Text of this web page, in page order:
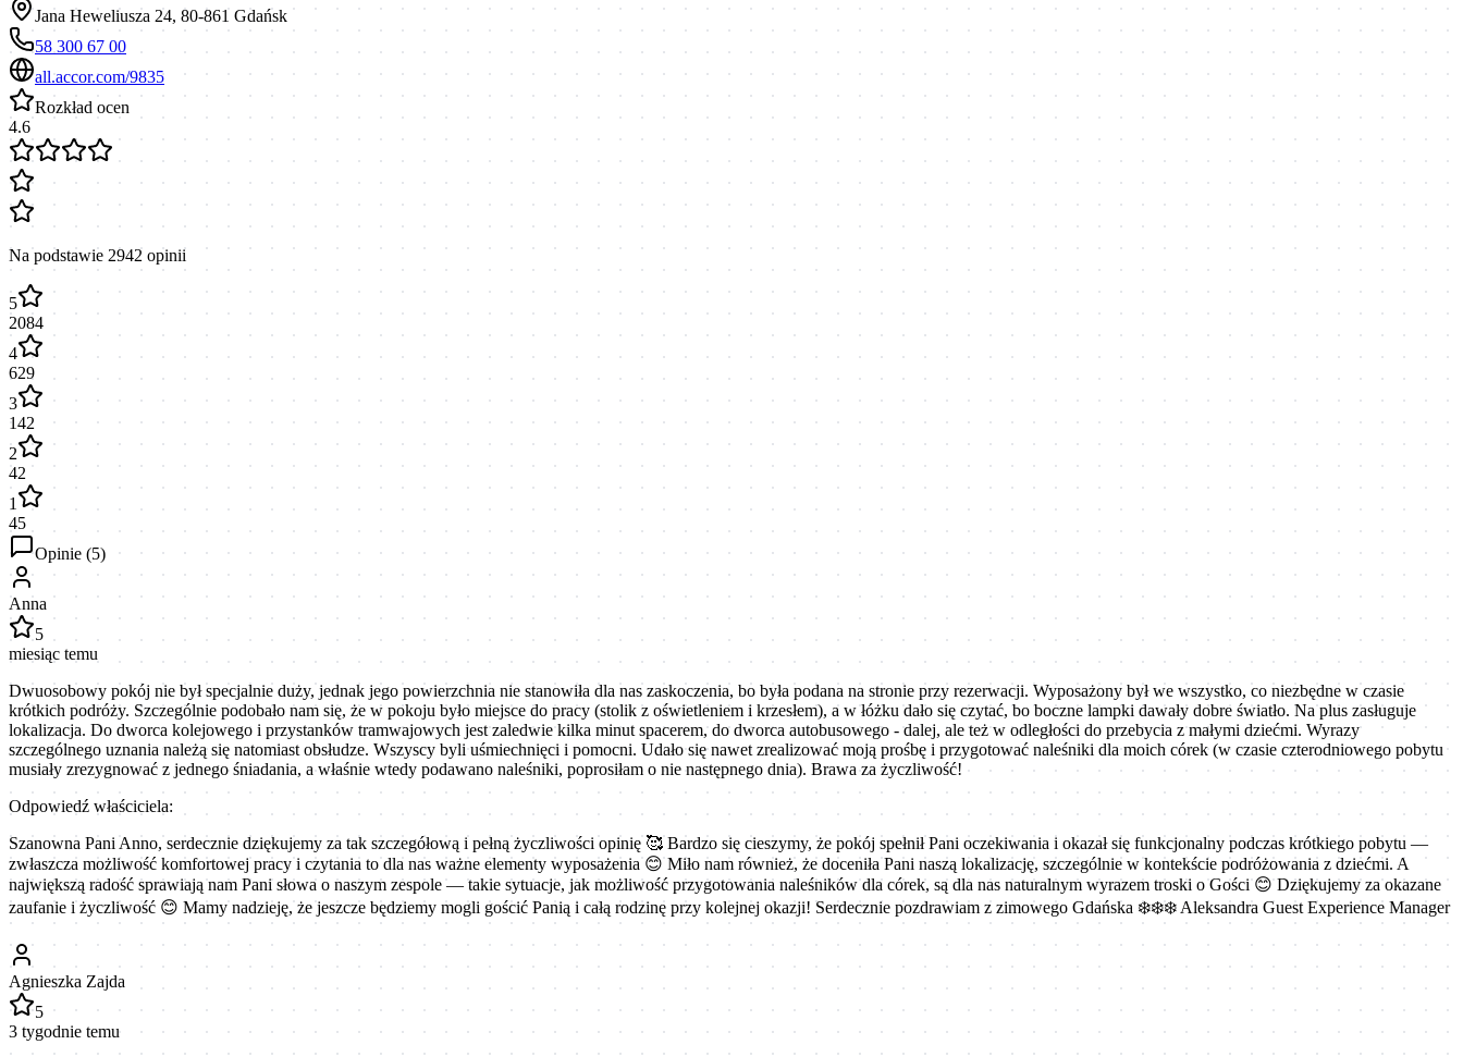
Jana Heweliusza 24, 80-861 Gdańsk
58 300 67 00
all.accor.com/9835
Rozkład ocen
4.6
Na podstawie 2942 opinii
5
2084
4
629
3
142
2
42
1
45
Opinie (5)
Anna
5
miesiąc temu
Dwuosobowy pokój nie był specjalnie duży, jednak jego powierzchnia nie stanowiła dla nas zaskoczenia, bo była podana na stronie przy rezerwacji. Wyposażony był we wszystko, co niezbędne w czasie
krótkich podróży. Szczególnie podobało nam się, że w pokoju było miejsce do pracy (stolik z oświetleniem i krzesłem), a w łóżku dało się czytać, bo boczne lampki dawały dobre światło. Na plus zasługuje
lokalizacja. Do dworca kolejowego i przystanków tramwajowych jest zaledwie kilka minut spacerem, do dworca autobusowego - dalej, ale też w odległości do przebycia z małymi dziećmi. Wyrazy
szczególnego uznania należą się natomiast obsłudze. Wszyscy byli uśmiechnięci i pomocni. Udało się nawet zrealizować moją prośbę i przygotować naleśniki dla moich córek (w czasie czterodniowego pobytu
musiały zrezygnować z jednego śniadania, a właśnie wtedy podawano naleśniki, poprosiłam o nie następnego dnia). Brawa za życzliwość!
Odpowiedź właściciela:
Szanowna Pani Anno, serdecznie dziękujemy za tak szczegółową i pełną życzliwości opinię 🥰 Bardzo się cieszymy, że pokój spełnił Pani oczekiwania i okazał się funkcjonalny podczas krótkiego pobytu —
zwłaszcza możliwość komfortowej pracy i czytania to dla nas ważne elementy wyposażenia 😊 Miło nam również, że doceniła Pani naszą lokalizację, szczególnie w kontekście podróżowania z dziećmi. A
największą radość sprawiają nam Pani słowa o naszym zespole — takie sytuacje, jak możliwość przygotowania naleśników dla córek, są dla nas naturalnym wyrazem troski o Gości 😊 Dziękujemy za okazane
zaufanie i życzliwość 😊 Mamy nadzieję, że jeszcze będziemy mogli gościć Panią i całą rodzinę przy kolejnej okazji! Serdecznie pozdrawiam z zimowego Gdańska ❄️❄️❄️ Aleksandra Guest Experience Manager
Agnieszka Zajda
5
3 tygodnie temu